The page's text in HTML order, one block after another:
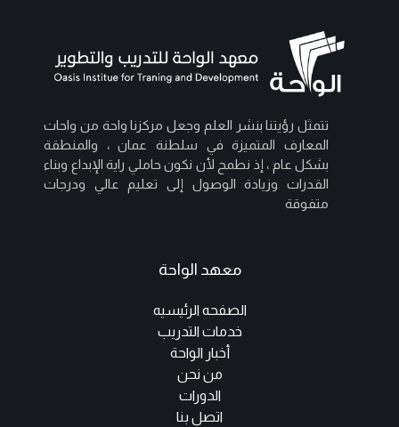
تتمثل رؤيتنا بنشر العلم وجعل مركزنا واحة من واحات
المعارف المتميزة في سلطنة عمان ، والمنطقة
بشكل عام ، إذ نطمح لأن نكون حاملي راية الإبداع وبناء
القدرات وزيادة الوصول إلى تعليم عالي ودرجات
متفوقة
معهد الواحة
الصفحه الرئيسيه
خدمات التدريب
أخبار الواحة
من نحن
الدورات
اتصل بنا